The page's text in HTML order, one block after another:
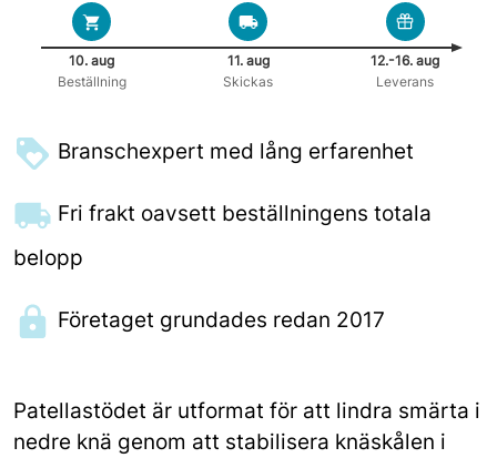
10. aug
Beställning
11. aug
Skickas
12.-16. aug
Leverans
Branschexpert med lång erfarenhet
Fri frakt oavsett beställningens totala
belopp
Företaget grundades redan 2017
Patellastödet är utformat för att lindra smärta i
nedre knä genom att stabilisera knäskålen i